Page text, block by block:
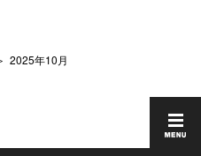
2025年10月